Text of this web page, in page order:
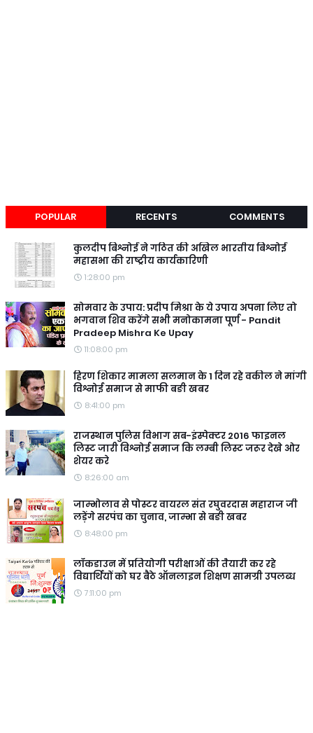
POPULAR RECENTS COMMENTS
कुलदीप बिश्नोई ने गठित की अखिल भारतीय बिश्नोई
महासभा की राष्ट्रीय कार्यकारिणी
1:28:00 pm
सोमवार के उपाय: प्रदीप मिश्रा के ये उपाय अपना लिए तो
भगवान शिव करेंगे सभी मनोकामना पूर्ण - Pandit
Pradeep Mishra Ke Upay
11:08:00 pm
हिरण शिकार मामला सलमान के 1 दिन रहे वकील ने मांगी
विश्नोई समाज से माफी बङी खबर
8:41:00 pm
राजस्थान पुलिस विभाग सब-इंस्पेक्टर 2016 फाइनल
लिस्ट जारी विश्नोई समाज कि लम्बी लिस्ट जरूर देखे ओर
शेयर करे
8:26:00 am
जाम्भोलाव से पोस्टर वायरल संत रघुवरदास महाराज जी
लड़ेंगे सरपंच का चुनाव, जाम्भा से बङी खबर
8:48:00 pm
लॉकडाउन में प्रतियोगी परीक्षाओं की तैयारी कर रहे
विद्यार्थियों को घर बैठे ऑनलाइन शिक्षण सामग्री उपलब्ध
7:11:00 pm